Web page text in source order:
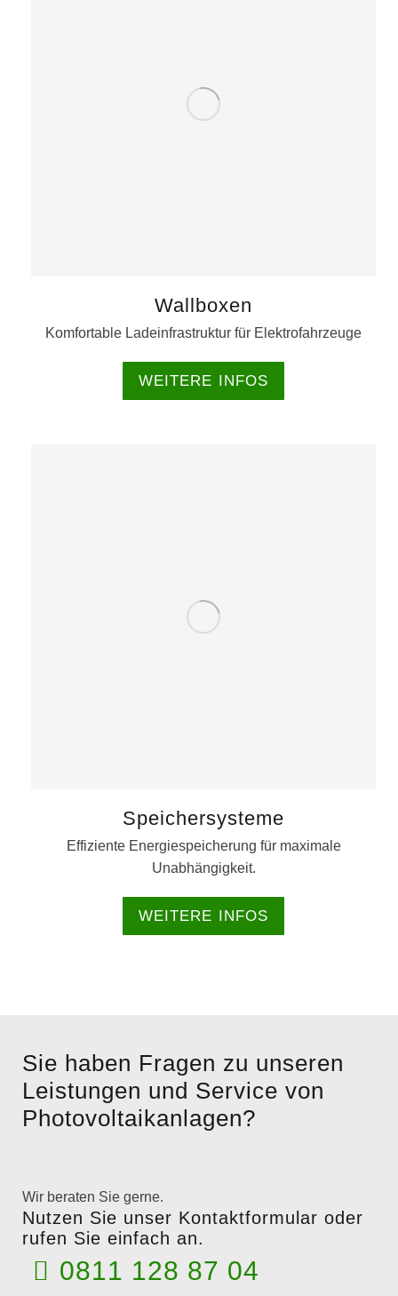
Wallboxen
Komfortable Ladeinfrastruktur für Elektrofahrzeuge
WEITERE INFOS
Speichersysteme
Effiziente Energiespeicherung für maximale
Unabhängigkeit.
WEITERE INFOS
Sie haben Fragen zu unseren
Leistungen und Service von
Photovoltaikanlagen?
Wir beraten Sie gerne.
Nutzen Sie unser Kontaktformular oder
rufen Sie einfach an.
0811 128 87 04